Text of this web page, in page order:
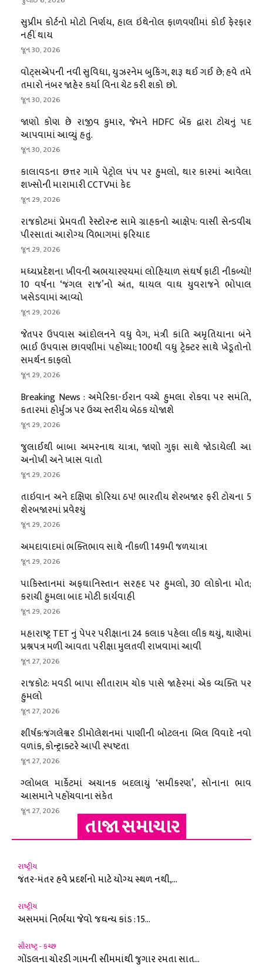
સુપ્રીમ કોર્ટનો મોટો નિર્ણય, હાલ ઇથેનોલ ફાળવણીમાં કોઈ ફેરફાર
નહીં થાય
જૂન 30, 2026
વોટ્સએપની નવી સુવિધા, યુઝરનેમ બુકિંગ, શરૂ થઈ ગઈ છે; હવે તમે
તમારો નંબર જાહેર કર્યા વિના ચેટ કરી શકો છો.
જૂન 30, 2026
જાણો કોણ છે રાજીવ કુમાર, જેમને HDFC બેંક દ્વારા ટોચનું પદ
આપવામાં આવ્યું હતું.
જૂન 30, 2026
કાલાવડના છત્તર ગામે પેટ્રોલ પંપ પર હુમલો, થાર કારમાં આવેલા
શખ્સોની મારામારી CCTVમાં કેદ
જૂન 29, 2026
રાજકોટમાં પ્રેમવતી રેસ્ટોરન્ટ સામે ગ્રાહકનો આક્ષેપ: વાસી સેન્ડવીચ
પીરસાતાં આરોગ્ય વિભાગમાં ફરિયાદ
જૂન 29, 2026
મધ્યપ્રદેશના ખીવની અભયારણ્યમાં લોહિયાળ સંઘર્ષ ફાટી નીકળ્યો!
10 વર્ષના ‘જંગલ રાજ’નો અંત, ઘાયલ વાઘ યુવરાજને ભોપાલ
ખસેડવામાં આવ્યો
જૂન 29, 2026
જેતપર ઉપવાસ આંદોલનને વધુ વેગ, મંત્રી કાંતિ અમૃતિયાના બંને
ભાઈ ઉપવાસ છાવણીમાં પહોંચ્યા; 100થી વધુ ટ્રેક્ટર સાથે ખેડૂતોનો
સમર્થન કાફલો
જૂન 29, 2026
Breaking News : અમેરિકા-ઈરાન વચ્ચે હુમલા રોકવા પર સમંતિ,
કતારમાં હોર્મુઝ પર ઉચ્ચ સ્તરીય બેઠક યોજાશે
જૂન 29, 2026
જુલાઈથી બાબા અમરનાથ યાત્રા, જાણો ગુફા સાથે જોડાયેલી આ
અનોખી અને ખાસ વાતો
જૂન 29, 2026
તાઇવાન અને દક્ષિણ કોરિયા ઠપ! ભારતીય શેરબજાર ફરી ટોચના 5
શેરબજારમાં પ્રવેશ્યું
જૂન 29, 2026
અમદાવાદમાં ભક્તિભાવ સાથે નીકળી 149મી જળયાત્રા
જૂન 29, 2026
પાકિસ્તાનમાં અફઘાનિસ્તાન સરહદ પર હુમલો, 30 લોકોના મોત;
કરાચી હુમલા બાદ મોટી કાર્યવાહી
જૂન 29, 2026
મહારાષ્ટ્ર TET નું પેપર પરીક્ષાના 24 કલાક પહેલા લીક થયું, થાણેમાં
પ્રશ્નપત્ર મળી આવતા પરીક્ષા મુલતવી રાખવામાં આવી
જૂન 27, 2026
રાજકોટ: મવડી બાપા સીતારામ ચોક પાસે જાહેરમાં એક વ્યક્તિ પર
હુમલો
જૂન 27, 2026
શીર્ષક:જંગલેશ્વર ડીમોલેશનમાં પાણીની બોટલના બિલ વિવાદે નવો
વળાંક, કોન્ટ્રાક્ટરે આપી સ્પષ્ટતા
જૂન 27, 2026
ગ્લોબલ માર્કેટમાં અચાનક બદલાયું ‘સમીકરણ’, સોનાના ભાવ
આસમાને પહોંચવાના સંકેત
જૂન 27, 2026
તાજા સમાચાર
રાષ્ટ્રીય
જંતર-મંતર હવે પ્રદર્શનો માટે યોગ્ય સ્થળ નથી,...
રાષ્ટ્રીય
અસમમાં નિર્ભયા જેવો જઘન્ય કાંડ : 15...
સૌરાષ્ટ્ર - કચ્છ
ગોંડલના ચોરડી ગામની સીમમાંથી જુગાર રમતા સાત...